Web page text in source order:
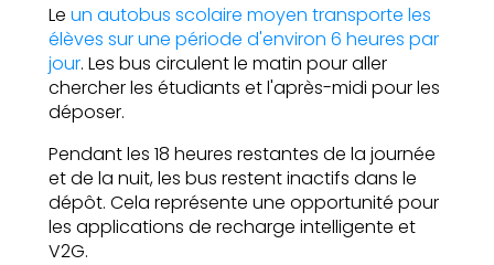
Leun autobus scolaire moyen transporte les
élèves sur une période d'environ 6 heures par
jour. Les bus circulent le matin pour aller
chercher les étudiants et l'après-midi pour les
déposer.
Pendant les 18 heures restantes de la journée
et de la nuit, les bus restent inactifs dans le
dépôt. Cela représente une opportunité pour
les applications de recharge intelligente et
V2G.